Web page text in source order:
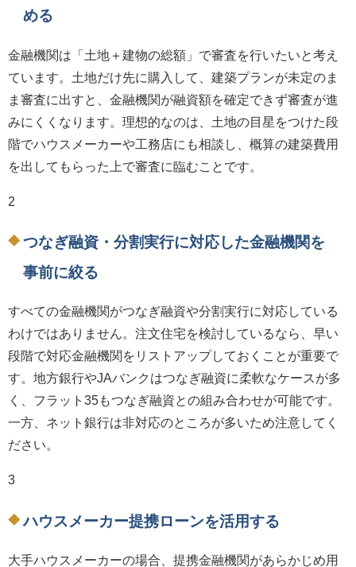
める
金融機関は「土地＋建物の総額」で審査を行いたいと考え
ています。土地だけ先に購入して、建築プランが未定のま
ま審査に出すと、金融機関が融資額を確定できず審査が進
みにくくなります。理想的なのは、土地の目星をつけた段
階でハウスメーカーや工務店にも相談し、概算の建築費用
を出してもらった上で審査に臨むことです。
2
つなぎ融資・分割実行に対応した金融機関を
事前に絞る
すべての金融機関がつなぎ融資や分割実行に対応している
わけではありません。注文住宅を検討しているなら、早い
段階で対応金融機関をリストアップしておくことが重要で
す。地方銀行やJAバンクはつなぎ融資に柔軟なケースが多
く、フラット35もつなぎ融資との組み合わせが可能です。
一方、ネット銀行は非対応のところが多いため注意してく
ださい。
3
ハウスメーカー提携ローンを活用する
大手ハウスメーカーの場合、提携金融機関があらかじめ用